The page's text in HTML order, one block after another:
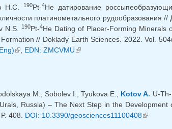
Н.С. 190Pt-4He датирование
платинометального
N.S. 190Pt-4He Dating of Placer-Forming Minerals
// Doklady Earth Sciences. 2022. Vol.
(внешняя ссылка)
, EDN: ZMCVMU(внешняя ссылка)
M., Sobolev I., Tyukova E., Kotov A. U-
Russia) – The Next Step in the
408. DOI: 10.3390/geosciences11100408